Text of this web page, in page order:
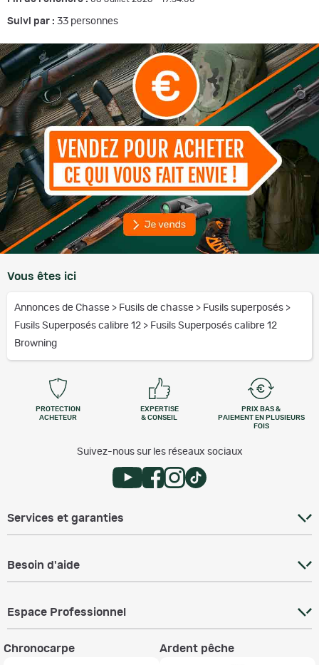
Suivi par : 33 personnes
Vous êtes ici
Annonces de Chasse > Fusils de chasse > Fusils superposés >
Fusils Superposés calibre 12 > Fusils Superposés calibre 12
Browning
PROTECTION
ACHETEUR
EXPERTISE
& CONSEIL
PRIX BAS &
PAIEMENT EN PLUSIEURS
FOIS
Suivez-nous sur les réseaux sociaux
Services et garanties
Besoin d'aide
Espace Professionnel
Chronocarpe Ardent pêche